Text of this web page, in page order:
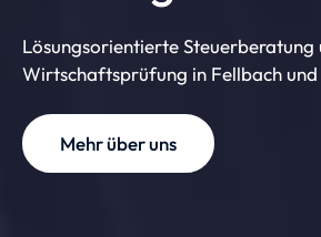
Lösungsorientierte Steuerberatung
Wirtschaftsprüfung in Fellbach
Mehr über uns